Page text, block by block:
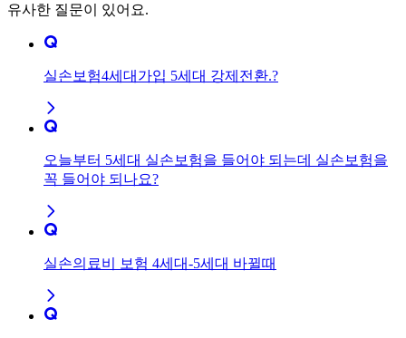
유사한 질문이 있어요.
실손보험4세대가입 5세대 강제전환.?
오늘부터 5세대 실손보험을 들어야 되는데 실손보험을
꼭 들어야 되나요?
실손의료비 보험 4세대-5세대 바뀔때